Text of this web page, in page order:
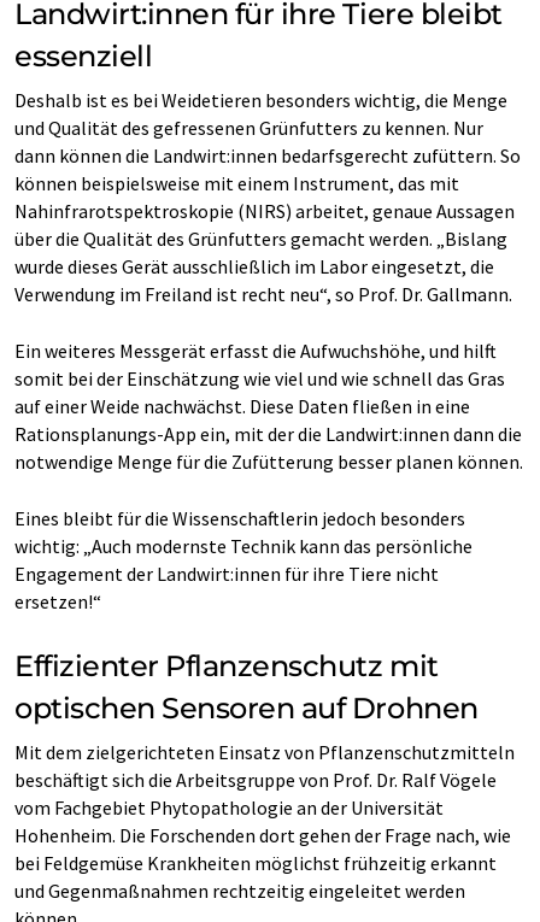
Landwirt:innen für ihre Tiere bleibt
essenziell
Deshalb ist es bei Weidetieren besonders wichtig, die Menge
und Qualität des gefressenen Grünfutters zu kennen. Nur
dann können die Landwirt:innen bedarfsgerecht zufüttern. So
können beispielsweise mit einem Instrument, das mit
Nahinfrarotspektroskopie (NIRS) arbeitet, genaue Aussagen
über die Qualität des Grünfutters gemacht werden. „Bislang
wurde dieses Gerät ausschließlich im Labor eingesetzt, die
Verwendung im Freiland ist recht neu“, so Prof. Dr. Gallmann.
Ein weiteres Messgerät erfasst die Aufwuchshöhe, und hilft
somit bei der Einschätzung wie viel und wie schnell das Gras
auf einer Weide nachwächst. Diese Daten fließen in eine
Rationsplanungs-App ein, mit der die Landwirt:innen dann die
notwendige Menge für die Zufütterung besser planen können.
Eines bleibt für die Wissenschaftlerin jedoch besonders
wichtig: „Auch modernste Technik kann das persönliche
Engagement der Landwirt:innen für ihre Tiere nicht
ersetzen!“
Effizienter Pflanzenschutz mit
optischen Sensoren auf Drohnen
Mit dem zielgerichteten Einsatz von Pflanzenschutzmitteln
beschäftigt sich die Arbeitsgruppe von Prof. Dr. Ralf Vögele
vom Fachgebiet Phytopathologie an der Universität
Hohenheim. Die Forschenden dort gehen der Frage nach, wie
bei Feldgemüse Krankheiten möglichst frühzeitig erkannt
und Gegenmaßnahmen rechtzeitig eingeleitet werden